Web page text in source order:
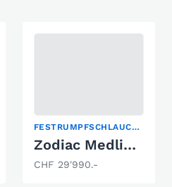
FESTRUMPFSCHLAUCHBOOT
Zodiac Medline 5.8
CHF 29'990.-